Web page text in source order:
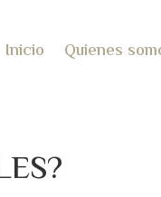
Inicio Quienes